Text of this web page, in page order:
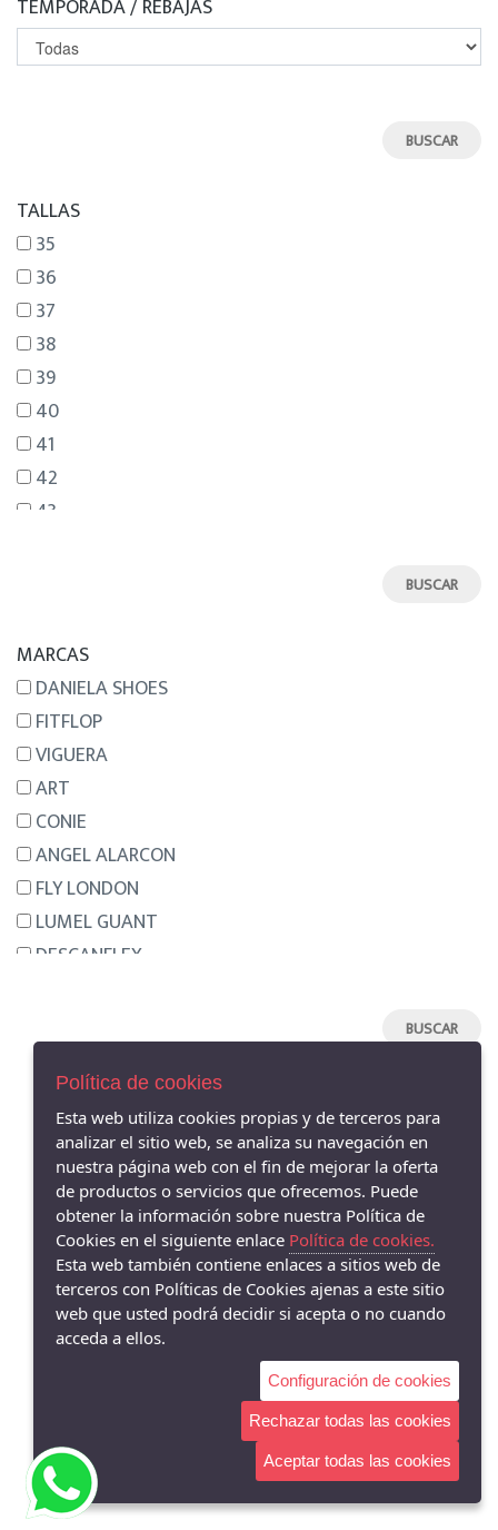
TEMPORADA / REBAJAS
TALLAS
35
36
37
38
39
40
41
42
43
MARCAS
DANIELA SHOES
FITFLOP
VIGUERA
ART
CONIE
ANGEL ALARCON
FLY LONDON
LUMEL GUANT
DESCANFLEX
MENBUR
ARGENTA
CLARA RUBIO
CALLAGHAN
AURELIAS
DRUCKER
GAIMO
PIESANTO
ARA
24 Hrs
WESTLAND
AVISO LEGAL
POLÍTICA DE COOKIES
ENVÍOS Y DEVOLUCIONES
PAGO SEGURO
Política de cookies
Esta web utiliza cookies propias y de terceros para
analizar el sitio web, se analiza su navegación en
nuestra página web con el fin de mejorar la oferta
de productos o servicios que ofrecemos. Puede
obtener la información sobre nuestra Política de
Cookies en el siguiente enlace Política de cookies.
Esta web también contiene enlaces a sitios web de
terceros con Políticas de Cookies ajenas a este sitio
web que usted podrá decidir si acepta o no cuando
acceda a ellos.
Configuración de cookies
Rechazar todas las cookies
Aceptar todas las cookies